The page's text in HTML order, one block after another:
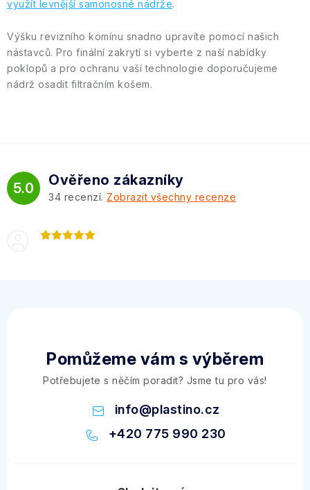
využít levnější samonosné nádrže.
Výšku revizního komínu snadno upravíte pomocí našich
nástavců. Pro finální zakrytí si vyberte z naší nabídky
poklopů a pro ochranu vaší technologie doporučujeme
nádrž osadit filtračním košem.
5.0 Ověřeno zákazníky
34 recenzí. Zobrazit všechny recenze
Pomůžeme vám s výběrem
Potřebujete s něčím poradit? Jsme tu pro vás!
info@plastino.cz
+420 775 990 230